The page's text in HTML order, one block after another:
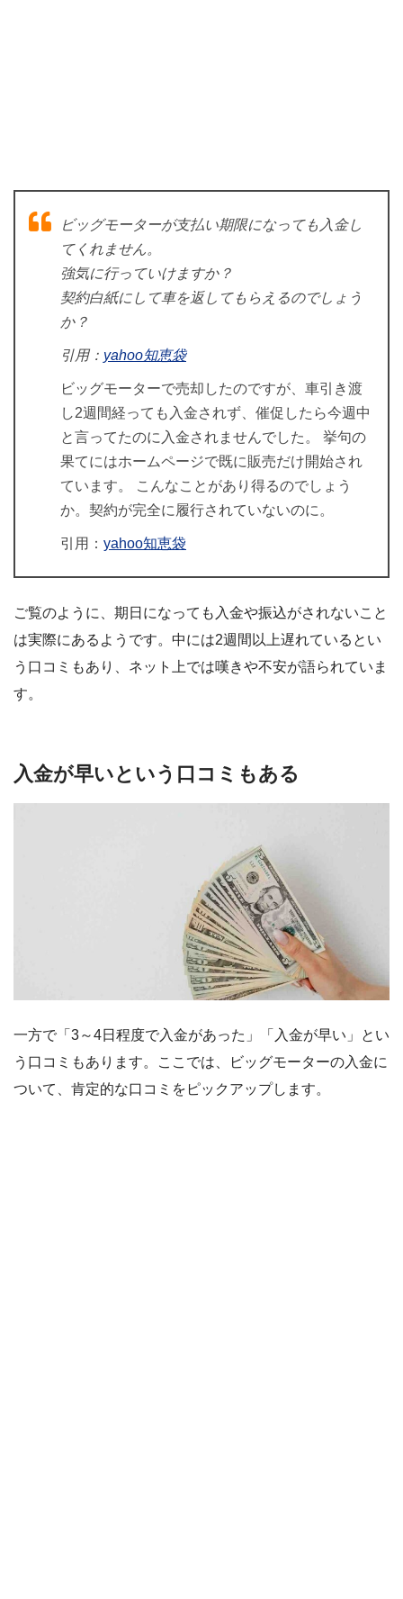
ビッグモーターが支払い期限になっても入金し
てくれません。
強気に行っていけますか？
契約白紙にして車を返してもらえるのでしょう
か？
引用： yahoo知恵袋
ビッグモーターで売却したのですが、車引き渡
し2週間経っても入金されず、催促したら今週中
と言ってたのに入金されませんでした。 挙句の
果てにはホームページで既に販売だけ開始され
ています。 こんなことがあり得るのでしょう
か。契約が完全に履行されていないのに。
引用： yahoo知恵袋
ご覧のように、期日になっても入金や振込がされないこと
は実際にあるようです。中には2週間以上遅れているとい
う口コミもあり、ネット上では嘆きや不安が語られていま
す。
入金が早いという口コミもある
一方で「3～4日程度で入金があった」「入金が早い」とい
う口コミもあります。ここでは、ビッグモーターの入金に
ついて、肯定的な口コミをピックアップします。